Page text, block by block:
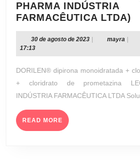
PHARMA INDÚSTRIA
FARMACÊUTICA LTDA)
+
30 de agosto de 202330
agosto
2023
mayra mayra
17:13
DORILEN® dipirona monoidratada +
+ cloridrato de prometazina
INDÚSTRIA FARMACÊUTICA LTDA
READ MORE READ
MORE